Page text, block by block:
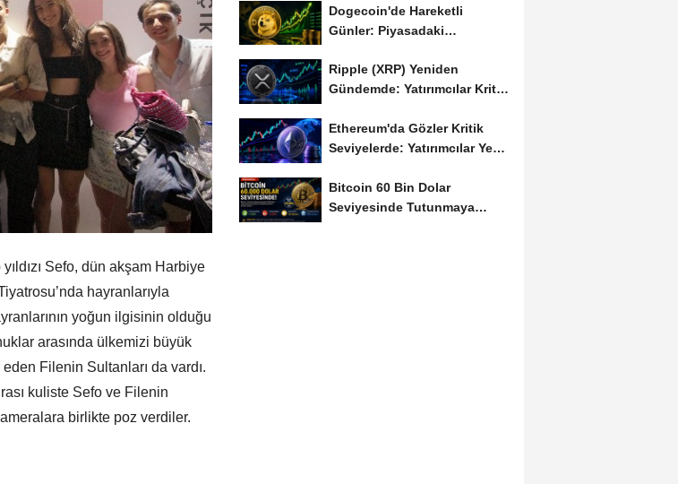
yıldızı Sefo, dün akşam Harbiye
hayranlarıyla
yoğun ilgisinin olduğu
arasında ülkemizi büyük
eden Filenin Sultanları da vardı.
kuliste Sefo ve Filenin
birlikte poz verdiler.
Dogecoin'de Hareketli
Günler: Piyasadaki
de...
Ripple (XRP) Yeniden
Gündemde: Yatırımcılar Kritik
Ethereum'da Gözler Kritik
Seviyelerde: Yatırımcılar Yeni
Bitcoin 60 Bin Dolar
Seviyesinde Tutunmaya